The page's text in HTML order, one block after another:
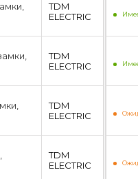
TDM
ЕLECTRIC
TDM
ЕLECTRIC
TDM
ЕLECTRIC
TDM
ЕLECTRIC